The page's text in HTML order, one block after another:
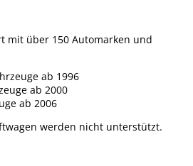
mit über 150 Automarken und
ab 1996
ab 2000
ab 2006
werden nicht unterstützt.